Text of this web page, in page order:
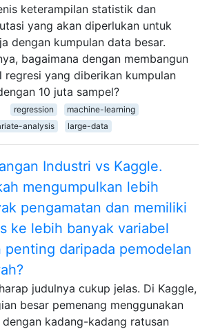
keterampilan statistik dan
yang akan diperlukan untuk
dengan kumpulan data besar.
bagaimana dengan membangun
regresi yang diberikan kumpulan
10 juta sampel?
regression
machine-learning
analysis
large-data
Industri vs Kaggle.
mengumpulkan lebih
pengamatan dan memiliki
ke lebih banyak variabel
penting daripada pemodelan
judulnya cukup jelas. Di Kaggle,
besar pemenang menggunakan
dengan kadang-kadang ratusan